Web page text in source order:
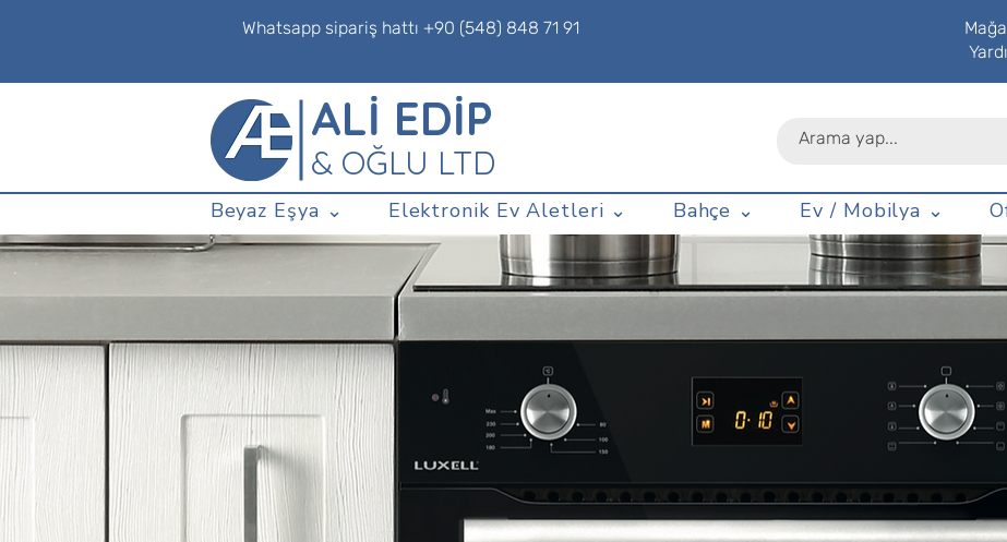
Whatsapp sipariş hattı +90 (548) 848 71 91
ALİ EDİP
& OĞLU LTD
Beyaz Eşya ⌄ Elektronik Ev Aletleri ⌄ Bahçe ⌄ Ev / Mobilya ⌄